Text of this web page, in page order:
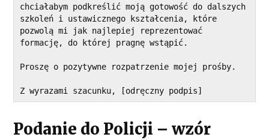
chciałabym podkreślić moją gotowość do dalszych
szkoleń i ustawicznego kształcenia, które
pozwolą mi jak najlepiej reprezentować
formację, do której pragnę wstąpić.
Proszę o pozytywne rozpatrzenie mojej prośby.
Z wyrazami szacunku, [odręczny podpis]
Podanie do Policji – wzór